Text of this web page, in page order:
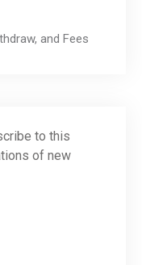
and Fees
to this
of new